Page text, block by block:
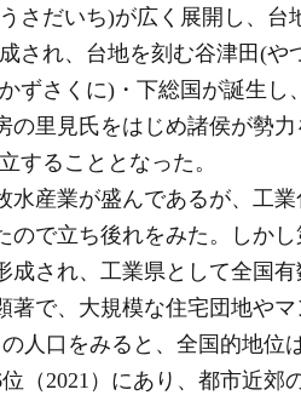
さだいち)が広く展開し、台
され、台地を刻む谷津田(
ずさくに)・下総国が誕生
の里見氏をはじめ諸侯が勢
することとなった。
産業が盛んであるが、工
ので立ち後れをみた。しか
成され、工業県として全国
著で、大規模な住宅団地や
人口をみると、全国的地位
（2021）にあり、都市近郊